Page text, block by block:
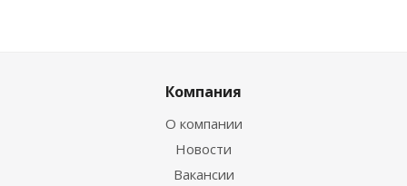
Компания
О компании
Новости
Вакансии